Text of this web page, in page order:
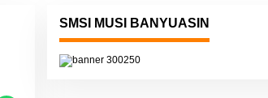
SMSI MUSI BANYUASIN